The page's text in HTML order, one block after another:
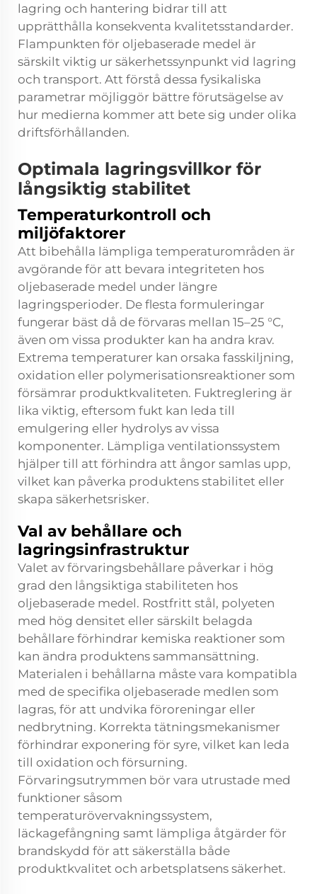
lagring och hantering bidrar till att
upprätthålla konsekventa kvalitetsstandarder.
Flampunkten för oljebaserade medel är
särskilt viktig ur säkerhetssynpunkt vid lagring
och transport. Att förstå dessa fysikaliska
parametrar möjliggör bättre förutsägelse av
hur medierna kommer att bete sig under olika
driftsförhållanden.
Optimala lagringsvillkor för
långsiktig stabilitet
Temperaturkontroll och
miljöfaktorer
Att bibehålla lämpliga temperaturområden är
avgörande för att bevara integriteten hos
oljebaserade medel under längre
lagringsperioder. De flesta formuleringar
fungerar bäst då de förvaras mellan 15–25 °C,
även om vissa produkter kan ha andra krav.
Extrema temperaturer kan orsaka fasskiljning,
oxidation eller polymerisationsreaktioner som
försämrar produktkvaliteten. Fuktreglering är
lika viktig, eftersom fukt kan leda till
emulgering eller hydrolys av vissa
komponenter. Lämpliga ventilationssystem
hjälper till att förhindra att ångor samlas upp,
vilket kan påverka produktens stabilitet eller
skapa säkerhetsrisker.
Val av behållare och
lagringsinfrastruktur
Valet av förvaringsbehållare påverkar i hög
grad den långsiktiga stabiliteten hos
oljebaserade medel. Rostfritt stål, polyeten
med hög densitet eller särskilt belagda
behållare förhindrar kemiska reaktioner som
kan ändra produktens sammansättning.
Materialen i behållarna måste vara kompatibla
med de specifika oljebaserade medlen som
lagras, för att undvika föroreningar eller
nedbrytning. Korrekta tätningsmekanismer
förhindrar exponering för syre, vilket kan leda
till oxidation och försurning.
Förvaringsutrymmen bör vara utrustade med
funktioner såsom
temperaturövervakningssystem,
läckagefångning samt lämpliga åtgärder för
brandskydd för att säkerställa både
produktkvalitet och arbetsplatsens säkerhet.